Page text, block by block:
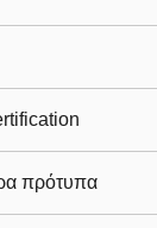
πρότυπα